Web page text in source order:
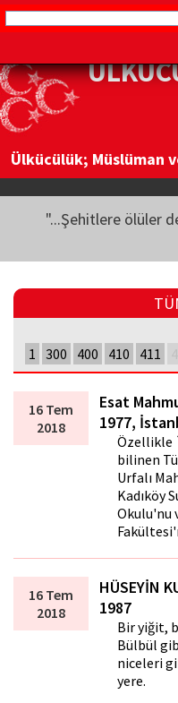
Ülkücülük; Müslüman
"...Şehitlere ölüler
1 300 400 410 411
16 Tem
2018
Esat
1977,
Özellikle
bilinen
Urfalı
Kadıköy
Okulu'nu
16 Tem
2018
HÜSEYİN
1987
Bir yiğit,
Bülbül
niceleri
yere.